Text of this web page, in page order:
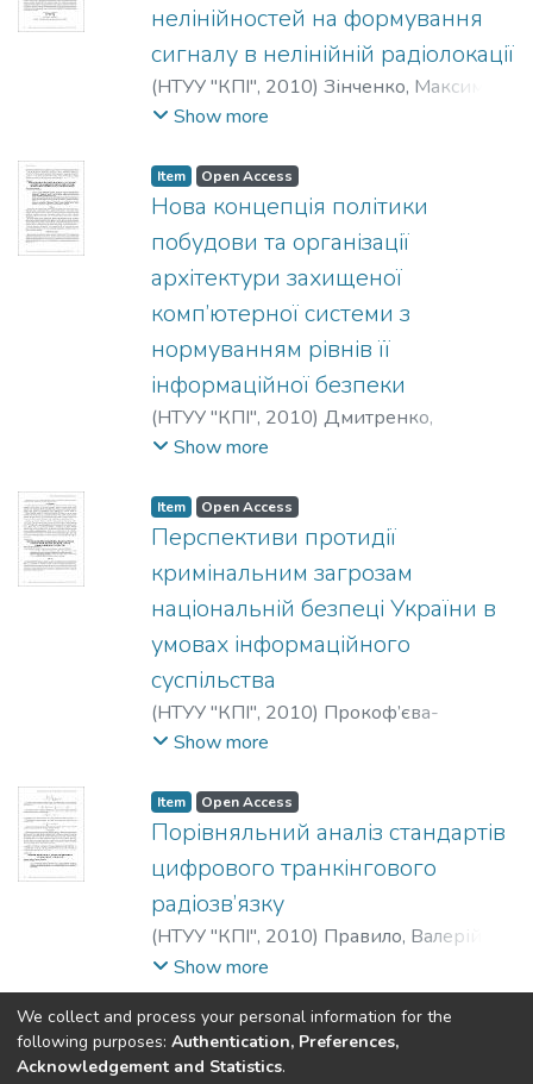
нелінійностей на формування
сигналу в нелінійній радіолокації
(НТУУ "КПІ", 2010) Зінченко, Максим
Зіньковський, Юрій Францевич
Zin'kovskiy, George
Зинченко, Максим; Зиньковский, Юрий
Францевич
Прокофьев, Михаил
Show more
Item Open Access
Нова концепція політики
побудови та організації
архітектури захищеної
комп’ютерної системи з
нормуванням рівнів її
інформаційної безпеки
(НТУУ "КПІ", 2010) Дмитренко,
Олександр;Dmitrenko, Alexander
Show more
Item Open Access
Перспективи протидії
кримінальним загрозам
національній безпеці України в
умовах інформаційного
суспільства
(НТУУ "КПІ", 2010) Прокоф’єва-
Янчиленко, Дарія
Show more
Item Open Access
Порівняльний аналіз стандартів
цифрового транкінгового
радіозв’язку
(НТУУ "КПІ", 2010) Правило, Валерій
Корчагіна, Наталія
Корчагина, Наталья;Pravilo, Valeriy;
Korchagina, Nataliya
Show more
« 1(current)
2 »
We collect and process your personal information for the
following purposes: Authentication, Preferences,
Acknowledgement and Statistics.